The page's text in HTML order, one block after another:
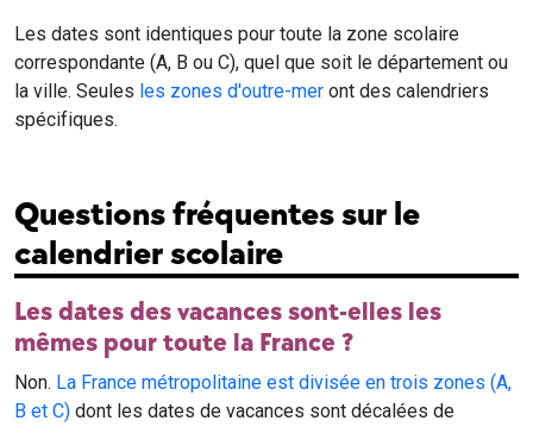
Les dates sont identiques pour toute la zone scolaire
correspondante (A, B ou C), quel que soit le département ou
la ville. Seules les zones d'outre-mer ont des calendriers
spécifiques.
Questions fréquentes sur le
calendrier scolaire
Les dates des vacances sont-elles les
mêmes pour toute la France ?
Non. La France métropolitaine est divisée en trois zones (A,
B et C) dont les dates de vacances sont décalées de